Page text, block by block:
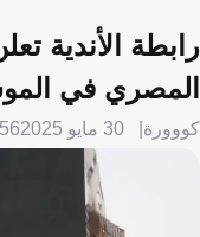
رابطة الأندية
المصري في
كووورة 30 مايو 2025